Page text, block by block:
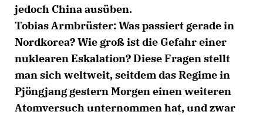
jedoch China ausüben.
Tobias Armbrüster:Was passiert gerade in
Nordkorea? Wie groß ist die Gefahr einer
nuklearen Eskalation? Diese Fragen stellt
man sich weltweit, seitdem das Regime in
Pjöngjang gestern Morgen einen weiteren
Atomversuch unternommen hat, und zwar